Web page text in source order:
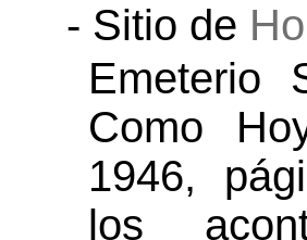
- Sitio de
Emeterio
Como
1946,
los